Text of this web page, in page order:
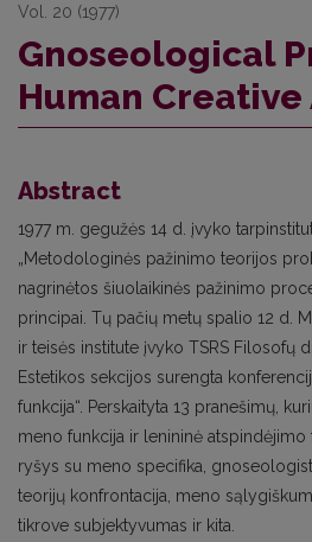
Vol. 20 (1977)
Gnoseological
Human
Abstract
1977 m. gegužės 14 d. įvyko
„Metodologinės pažinimo teorijos
nagrinėtos šiuolaikinės pažinimo
principai. Tų pačių metų spalio 12 d.
ir teisės institute įvyko TSRS Filosofų
Estetikos sekcijos surengta
funkcija“. Perskaityta 13 pranešimų,
meno funkcija ir lenininė atspindėjimo
ryšys su meno specifika,
teorijų konfrontacija, meno
tikrove subjektyvumas ir kita.